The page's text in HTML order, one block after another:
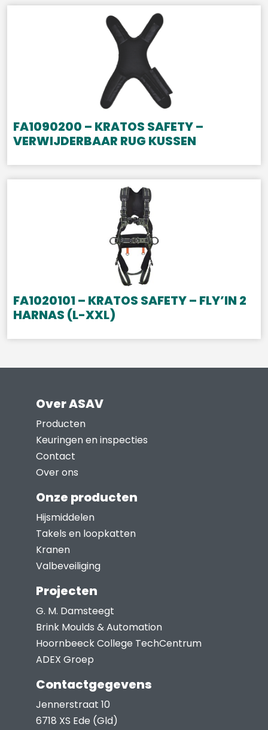
FA1090200 – KRATOS SAFETY –
VERWIJDERBAAR RUG KUSSEN
FA1020101 – KRATOS SAFETY – FLY’IN 2
HARNAS (L-XXL)
Over ASAV
Producten
Keuringen en inspecties
Contact
Over ons
Onze producten
Hijsmiddelen
Takels en loopkatten
Kranen
Valbeveiliging
Projecten
G. M. Damsteegt
Brink Moulds & Automation
Hoornbeeck College TechCentrum
ADEX Groep
Contactgegevens
Jennerstraat 10
6718 XS Ede (Gld)